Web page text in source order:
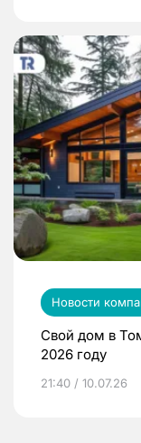
Новости
Свой дом в
2026 году
21:40 / 10.07.26